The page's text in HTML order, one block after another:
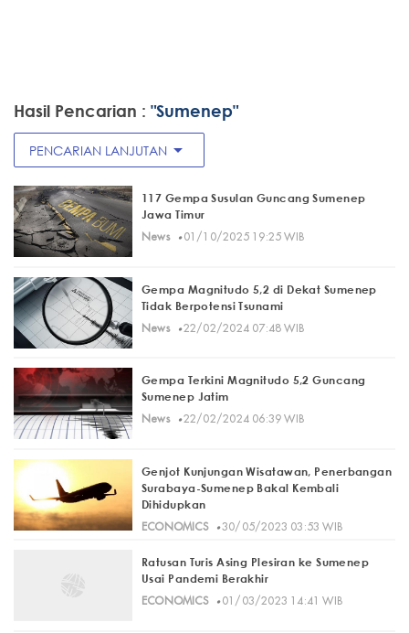
Hasil Pencarian : "Sumenep"
PENCARIAN LANJUTAN arrow_drop_down
117 Gempa Susulan Guncang Sumenep
Jawa Timur
News· 01/10/2025 19:25 WIB
Gempa Magnitudo 5,2 di Dekat Sumenep
Tidak Berpotensi Tsunami
News· 22/02/2024 07:48 WIB
Gempa Terkini Magnitudo 5,2 Guncang
Sumenep Jatim
News· 22/02/2024 06:39 WIB
Genjot Kunjungan Wisatawan, Penerbangan
Surabaya-Sumenep Bakal Kembali
Dihidupkan
ECONOMICS· 30/05/2023 03:53 WIB
Ratusan Turis Asing Plesiran ke Sumenep
Usai Pandemi Berakhir
ECONOMICS· 01/03/2023 14:41 WIB